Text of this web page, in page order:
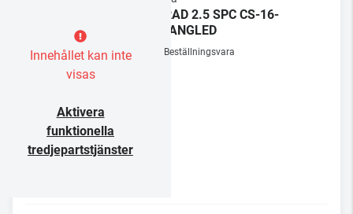
Innehållet kan inte
visas
Aktivera
funktionella
tredjepartstjänster
LORAD 2.5 SPC CS-16-
EU/ANGLED
Beställningsvara